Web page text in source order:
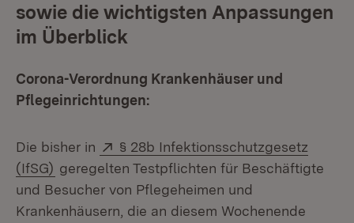
sowie die wichtigsten Anpassungen
im Überblick
Corona-Verordnung Krankenhäuser und
Pflegeinrichtungen:
Die bisher in Extern:
§ 28b Infektionsschutzgesetz
(IfSG) (Öffnet in neuem Fenster)
geregelten Testpflichten für Beschäftigte
und Besucher von Pflegeheimen und
Krankenhäusern, die an diesem Wochenende